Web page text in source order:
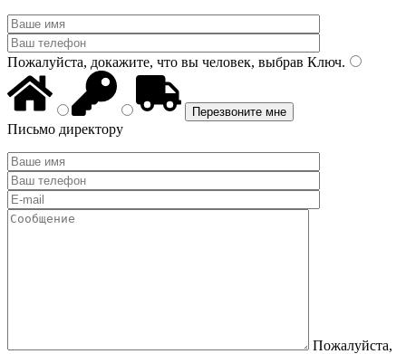
Пожалуйста, докажите, что вы человек, выбрав Ключ.
Письмо директору
Пожалуйста,